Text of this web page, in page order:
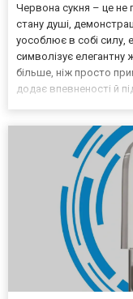
Червона сукня – це не
стану душі,
уособлює в собі силу,
символізує елегантну
більше, ніж просто
додає впевненості й